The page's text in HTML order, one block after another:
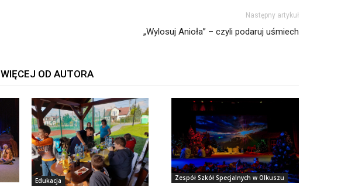
Następny artykuł
„Wylosuj Anioła” – czyli podaruj uśmiech
WIĘCEJ OD AUTORA
Edukacja Zespół Szkół Specjalnych w Olkuszu